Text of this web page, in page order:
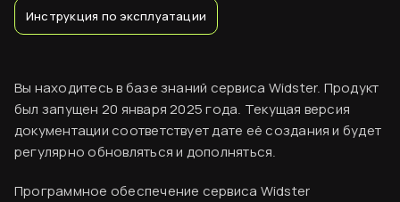
Инструкция по эксплуатации
Вы находитесь в базе знаний сервиса Widster. Продукт
был запущен 20 января 2025 года. Текущая версия
документации соответствует дате её создания и будет
регулярно обновляться и дополняться.
Программное обеспечение сервиса Widster